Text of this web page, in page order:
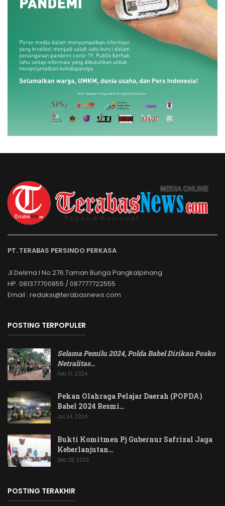
PT. TERABAS PERSINDO PERKASA
Jl.Delima I No.276.Taman Bunga Pangkalpinang.
HP. 081377700855 / 087777722555
Email : redaksi@terabasnews.com
POSTING TERPOPULER
Selama Pemilu 2024, Polda Babel Dirikan Posko
Netralitas…
Feb 13, 2024
Pekan Olahraga Pelajar Daerah (POPDA)
Babel 2024 Resmi…
Jul 24, 2024
Bukti Komitmen Pj Gubernur Safrizal Jaga
Keberlanjutan…
Dec 28, 2023
POSTING TERAKHIR